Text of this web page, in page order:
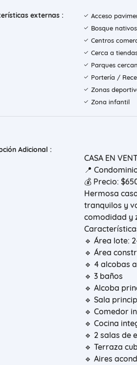
externas : Acceso
Bosque nativos
Centros
Cerca a
Parques
Portería /
Zonas
Zona infantil
Adicional :
CASA EN
📍
💰 Precio:
Hermosa
tranquilos y
comodidad y
🔹 Área lote:
🔹 Área
🔹 4 alcobas
🔹 3 baños
🔹 Alcoba
🔹 Sala
🔹 Comedor
🔹 Cocina
🔹 2 salas de
🔹 Terraza
🔹 Aires